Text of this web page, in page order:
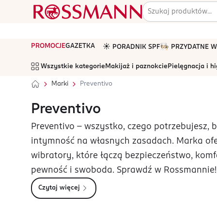
PROMOCJEGAZETKA ☀️ PORADNIK SPF🧑🏻‍🍳 PRZYDATNE
Wszystkie kategorie Makijaż i paznokcie Pielęgnacja i
Marki Preventivo
Preventivo
Preventivo – wszystko, czego potrzebujesz,
intymność na własnych zasadach. Marka
wibratory, które łączą bezpieczeństwo,
pewność i swoboda. Sprawdź w Rossmannie!
Czytaj więcej